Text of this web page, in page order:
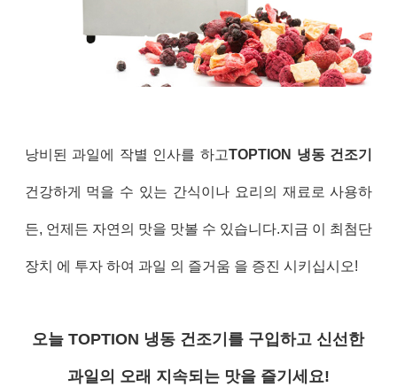
낭비된 과일에 작별 인사를 하고TOPTION 냉동 건조기
건강하게 먹을 수 있는 간식이나 요리의 재료로 사용하
든, 언제든 자연의 맛을 맛볼 수 있습니다.지금 이 최첨단
장치 에 투자 하여 과일 의 즐거움 을 증진 시키십시오!
오늘 TOPTION 냉동 건조기를 구입하고 신선한
과일의 오래 지속되는 맛을 즐기세요!